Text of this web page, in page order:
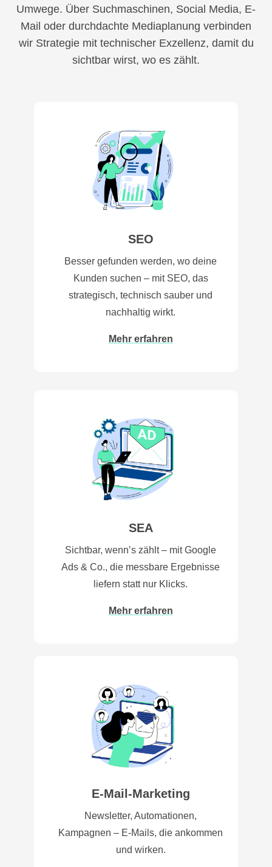
Umwege. Über Suchmaschinen, Social Media, E-
Mail oder durchdachte Mediaplanung verbinden
wir Strategie mit technischer Exzellenz, damit du
sichtbar wirst, wo es zählt.
SEO
Besser gefunden werden, wo deine
Kunden suchen – mit SEO, das
strategisch, technisch sauber und
nachhaltig wirkt.
Mehr erfahren
SEA
Sichtbar, wenn’s zählt – mit Google
Ads & Co., die messbare Ergebnisse
liefern statt nur Klicks.
Mehr erfahren
E-Mail-Marketing
Newsletter, Automationen,
Kampagnen – E-Mails, die ankommen
und wirken.